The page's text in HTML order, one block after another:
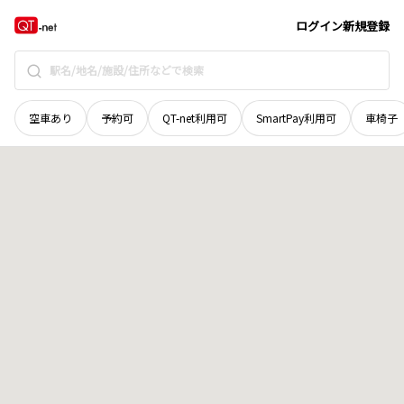
ログイン新規登録
空車あり 予約可 QT-net利用可 SmartPay利用可 車椅子
京都府 地域選択で探す